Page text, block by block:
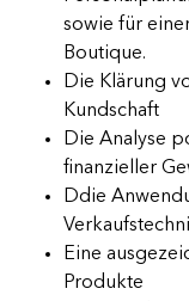
sowie für
Boutique.
Die Klärung
Kundschaft
Die Analyse
finanzieller
Ddie
Eine
Produkte